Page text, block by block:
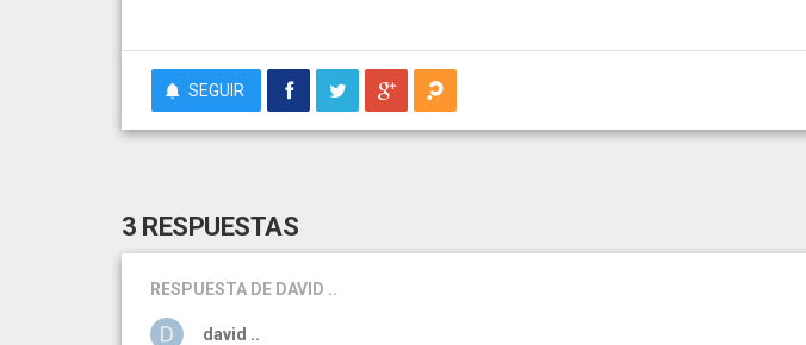
SEGUIR
3 RESPUESTAS
RESPUESTA DE DAVID ..
david ..